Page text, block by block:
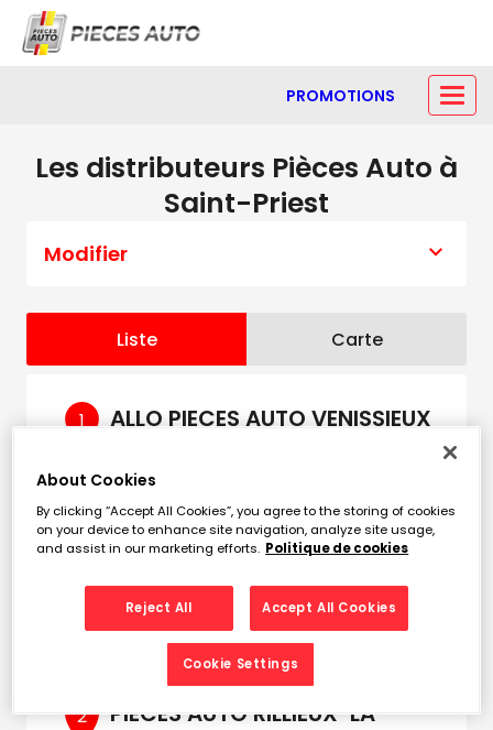
PROMOTIONS
Les distributeurs Pièces Auto à
Saint-Priest
Modifier
Liste Carte
1
4.35
ALLO PIECES AUTO VENISSIEUX
69200 VENISSIEUX
Ouvert 09:00 - 12:00 et 14:00 -
19:00
Voir plus
2
PIECES AUTO RILLIEUX-LA-
About Cookies
By clicking “Accept All Cookies”, you agree to the storing of cookies
on your device to enhance site navigation, analyze site usage,
and assist in our marketing efforts. Politique de cookies
Reject All Accept All Cookies
Cookie Settings